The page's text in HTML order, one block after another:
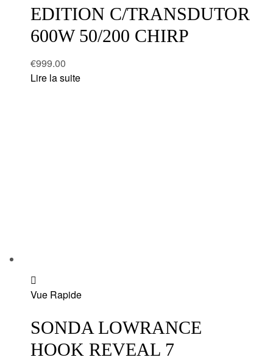
EDITION C/TRANSDUTOR
600W 50/200 CHIRP
€999.00
Lire la suite
to
Vue Rapide
SONDA LOWRANCE
HOOK REVEAL 7